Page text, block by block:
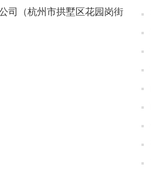
司（杭州市拱墅区花园岗街